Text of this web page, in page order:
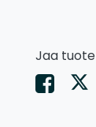
Jaa tuote